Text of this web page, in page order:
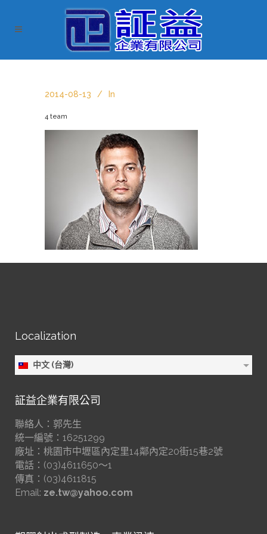
2014-08-13 In
4 team
Localization
中文 (台灣)
証益企業有限公司
聯絡人：郭先生
統一編號：16251299
廠址：桃園市中壢區內定里14鄰內定20街15巷2號
電話：(03)4611650～1
傳真：(03)4611815
Email: ze.tw@yahoo.com